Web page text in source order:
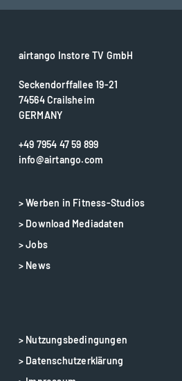
airtango Instore TV GmbH
Seckendorffallee 19-21
74564 Crailsheim
GERMANY
+49 7954 47 59 899
info@airtango.com
> Werben in Fitness-Studios
> Download Mediadaten
> Jobs
> News
> Nutzungsbedingungen
> Datenschutzerklärung